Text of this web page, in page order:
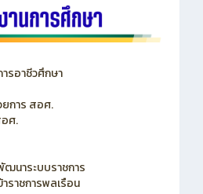
รอาชีวศึกษา
ยการ สอศ.
ศ.
นาระบบราชการ
ราชการพลเรือน